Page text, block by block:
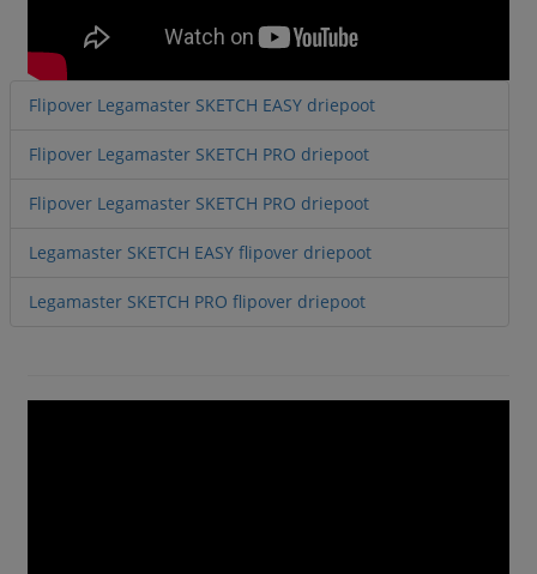
Flipover Legamaster SKETCH EASY driepoot
Flipover Legamaster SKETCH PRO driepoot
Flipover Legamaster SKETCH PRO driepoot
Legamaster SKETCH EASY flipover driepoot
Legamaster SKETCH PRO flipover driepoot